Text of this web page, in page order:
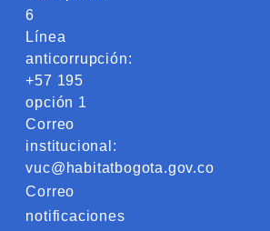
6
Línea
anticorrupción:
+57 195
opción 1
Correo
institucional:
vuc@habitatbogota.gov.co
Correo
notificaciones